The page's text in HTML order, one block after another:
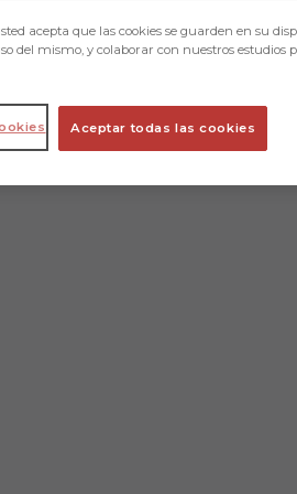
acepta que las cookies se guarden en su
del mismo, y colaborar con nuestros estudios
Aceptar todas las cookies